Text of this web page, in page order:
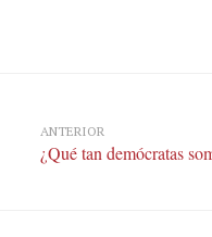
ANTERIOR
¿Qué tan demócratas